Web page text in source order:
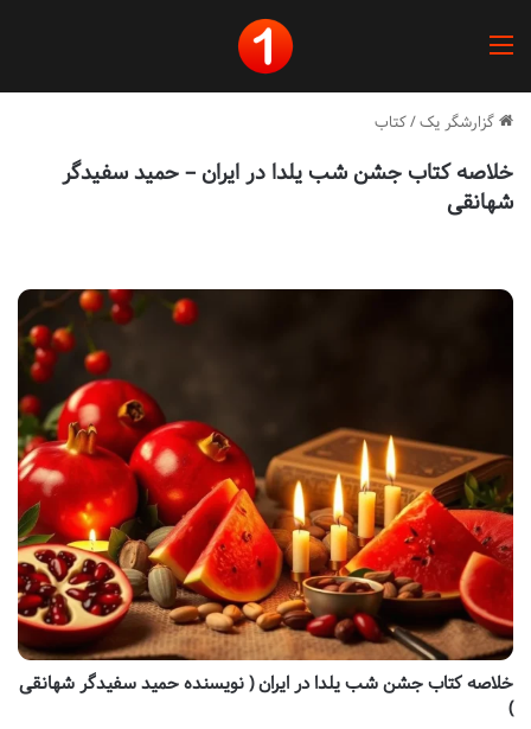
گزارشگر یک/کتاب
خلاصه کتاب جشن شب یلدا در ایران – حمید سفیدگر
شهانقی
خلاصه کتاب جشن شب یلدا در ایران ( نویسنده حمید سفیدگر شهانقی
)